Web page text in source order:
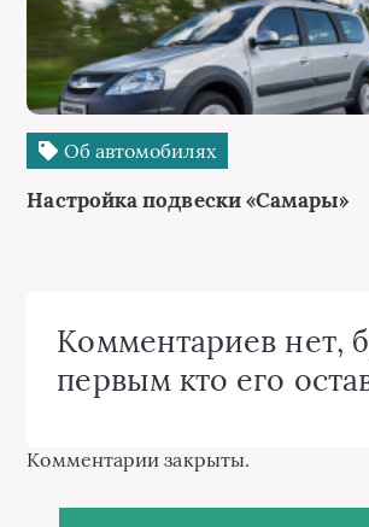
Об автомобилях
Настройка подвески «Самары»
Комментариев нет,
первым кто его
Комментарии закрыты.